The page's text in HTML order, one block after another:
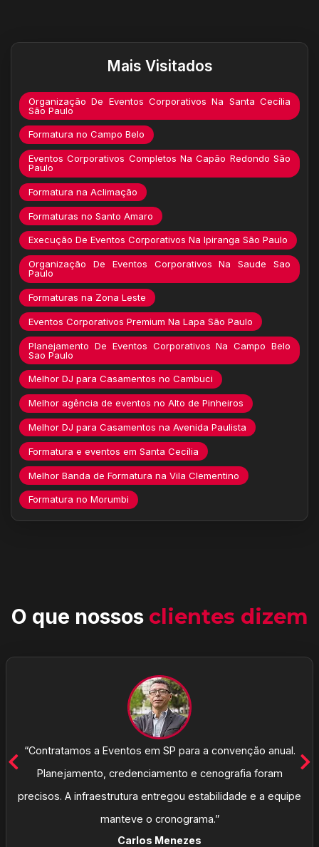
Mais Visitados
Organização De Eventos Corporativos Na Santa Cecília
São Paulo
Formatura no Campo Belo
Eventos Corporativos Completos Na Capão Redondo São
Paulo
Formatura na Aclimação
Formaturas no Santo Amaro
Execução De Eventos Corporativos Na Ipiranga São Paulo
Organização De Eventos Corporativos Na Saude Sao
Paulo
Formaturas na Zona Leste
Eventos Corporativos Premium Na Lapa São Paulo
Planejamento De Eventos Corporativos Na Campo Belo
Sao Paulo
Melhor DJ para Casamentos no Cambuci
Melhor agência de eventos no Alto de Pinheiros
Melhor DJ para Casamentos na Avenida Paulista
Formatura e eventos em Santa Cecília
Melhor Banda de Formatura na Vila Clementino
Formatura no Morumbi
O que nossos clientes dizem
“Contratamos a Eventos em SP para a convenção anual.
Planejamento, credenciamento e cenografia foram
precisos. A infraestrutura entregou estabilidade e a equipe
manteve o cronograma.”
Carlos Menezes